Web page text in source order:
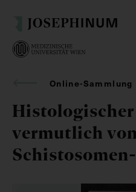
Online-Sammlung
vermutlich